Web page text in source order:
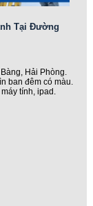
Tại Đường
Hải Phòng.
ban đêm có màu.
tính, ipad.